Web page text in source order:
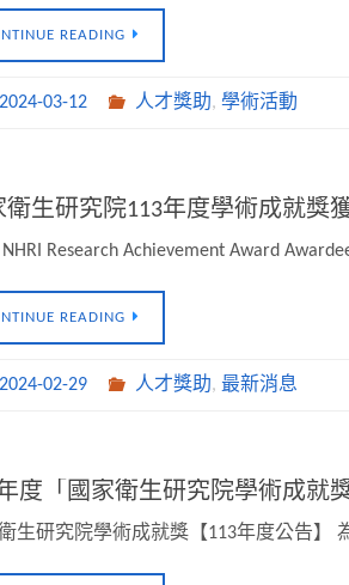
READING
2024-03-12 人才獎助, 學術活動
衛生研究院113年度學術成就獎
Research Achievement Award
READING
2024-02-29 人才獎助, 最新消息
度「國家衛生研究院學術成就
生研究院學術成就獎【113年度公告